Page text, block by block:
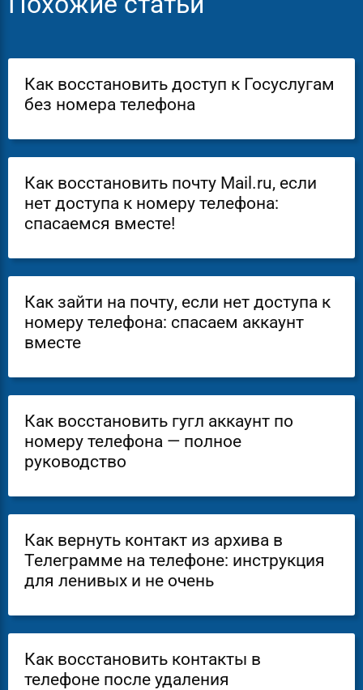
Как восстановить доступ к Госуслугам
без номера телефона
Как восстановить почту Mail.ru, если
нет доступа к номеру телефона:
спасаемся вместе!
Как зайти на почту, если нет доступа к
номеру телефона: спасаем аккаунт
вместе
Как восстановить гугл аккаунт по
номеру телефона — полное
руководство
Как вернуть контакт из архива в
Телеграмме на телефоне: инструкция
для ленивых и не очень
Как восстановить контакты в
телефоне после удаления